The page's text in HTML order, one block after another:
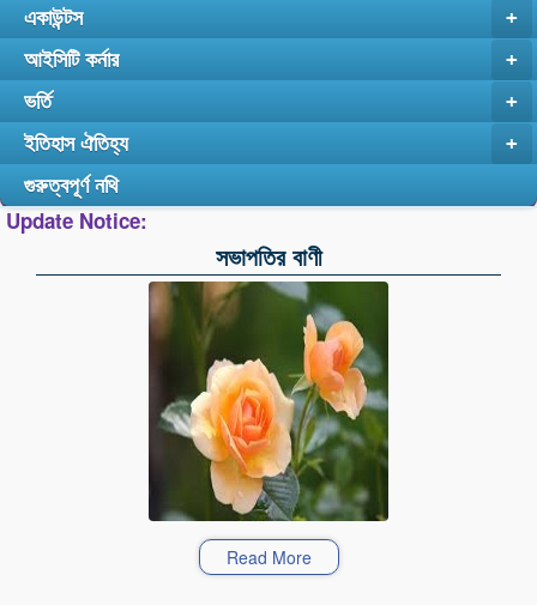
+
একাউন্টস
+
আইসিটি কর্নার
+
ভর্তি
+
ইতিহাস ঐতিহ্য
গুরুত্বপূর্ণ নথি
Update Notice:
সভাপতির বাণী
Read More